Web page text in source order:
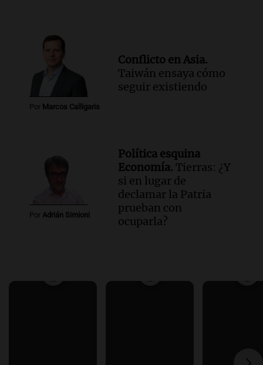
Por Marcos Calligaris
Conflicto en Asia.
Taiwán ensaya cómo
seguir existiendo
Por Adrián Simioni
Política esquina
Economía. Tierras: ¿Y
si en lugar de
declamar la Patria
prueban con
ocuparla?